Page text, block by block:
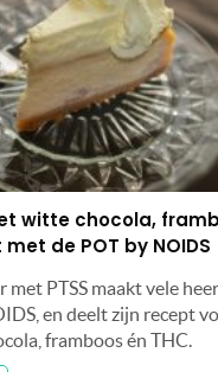
witte chocola,
de POT by NOIDS
PTSS maakt vele
en deelt zijn recept
framboos én THC.